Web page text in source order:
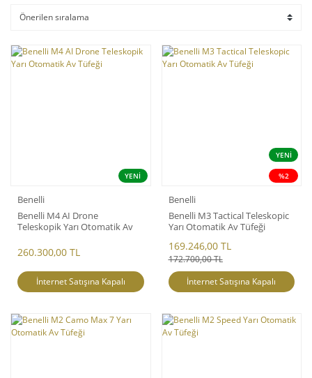
YENİ
Benelli
Benelli M4 AI Drone
Teleskopik Yarı Otomatik Av
260.300,00 TL
İnternet Satışına Kapalı
YENİ
%2
Benelli
Benelli M3 Tactical Teleskopic
Yarı Otomatik Av Tüfeği
169.246,00 TL
172.700,00 TL
İnternet Satışına Kapalı